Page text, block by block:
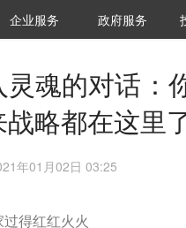
36Kr研究院
企业服务 城市之窗
政府服务 投
魂的对话：
略都在这里
年01月02日 03:25
得红红火火